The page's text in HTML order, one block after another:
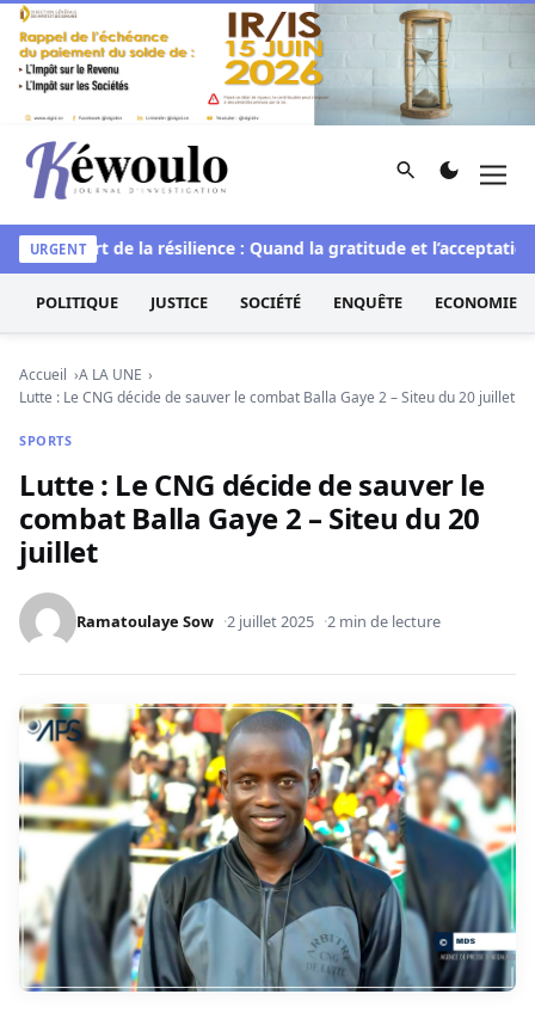
Aller au contenu
Kéwoulo, le premier site d'information et d'investigation
Rechercher
URGENT
L’art de la résilience : Quand la gratitude et l’acceptation
POLITIQUE JUSTICE SOCIÉTÉ ENQUÊTE ECONOMIE
Accueil
A LA UNE
Lutte : Le CNG décide de sauver le combat Balla Gaye 2 – Siteu du 20 juillet
SPORTS
Lutte : Le CNG décide de sauver le
combat Balla Gaye 2 – Siteu du 20
juillet
Ramatoulaye Sow 2 juillet 2025 2 min de lecture